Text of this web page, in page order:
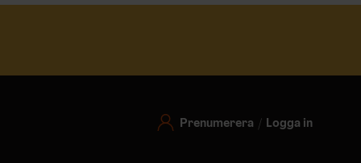
Prenumerera Logga in